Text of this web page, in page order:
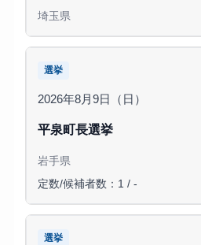
埼玉県
選挙
2026年8月9日（日）
平泉町長選挙
岩手県
定数/候補者数：1 / -
選挙